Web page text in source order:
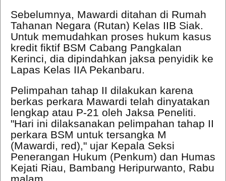
Sebelumnya, Mawardi ditahan di Rumah
Tahanan Negara (Rutan) Kelas IIB Siak.
Untuk memudahkan proses hukum kasus
kredit fiktif BSM Cabang Pangkalan
Kerinci, dia dipindahkan jaksa penyidik ke
Lapas Kelas IIA Pekanbaru.
Pelimpahan tahap II dilakukan karena
berkas perkara Mawardi telah dinyatakan
lengkap atau P-21 oleh Jaksa Peneliti.
"Hari ini dilaksanakan pelimpahan tahap II
perkara BSM untuk tersangka M
(Mawardi, red)," ujar Kepala Seksi
Penerangan Hukum (Penkum) dan Humas
Kejati Riau, Bambang Heripurwanto, Rabu